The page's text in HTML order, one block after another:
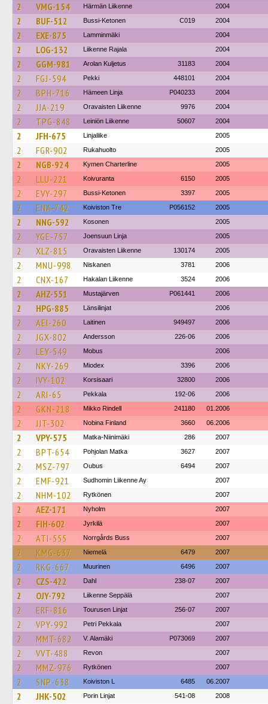
2 VMG-154 Härmän Liikenne 2004
2 BUF-512 Bussi-Ketonen C019 2004
2 EXE-875 Lamminmäki 2004
2 LOG-132 Liikenne Rajala 2004
2 GGM-981 Arolan Kuljetus 31183 2004
2 FGJ-594 Pekki 448101 2004
2 BPH-716 Hämeen Linja P040233 2004
2 JJA-219 Oravaisten Liikenne 9976 2004
2 TPG-848 Leiniön Liikenne 50607 2004
2 JFH-675 Linjaliike 2005
2 FGR-902 Rukahuolto 2005
2 NGB-924 Kymen Charterline 2005
2 LLU-221 Koivuranta 6150 2005
2 EVY-297 Bussi-Ketonen 3397 2005
2 ENA-742 Koiviston Tre P056152 2005
2 NNG-592 Kosonen 2005
2 YGE-757 Joensuun Linja 2005
2 XLZ-815 Oravaisten Liikenne 130174 2005
2 MNU-998 Niskanen 3781 2006
2 CNX-167 Hakalan Liikenne 3524 2006
2 AHZ-551 Mustajärven P061441 2006
2 HPG-885 Länsilinjat 2006
2 AEI-260 Laitinen 949497 2006
2 JGX-802 Andersson 226-06 2006
2 LEY-549 Mobus 2006
2 NKY-269 Miodex 3396 2006
2 IVY-102 Korsisaari 32800 2006
2 ARI-65 Pekkala 192-06 2006
2 GKN-218 Mikko Rindell 241180 01.2006
2 JJT-302 Nobina Finland 3660 06.2006
2 VPY-575 Matka-Niinimäki 286 2007
2 BPT-654 Pohjolan Matka 3627 2007
2 MSZ-797 Oubus 6494 2007
2 EMF-921 Sudhomin Liikenne Ay 2007
2 NHM-102 Rytkönen 2007
2 AEZ-171 Nyholm 2007
2 FIH-602 Jyrkilä 2007
2 ATI-555 Norrgårds Buss 2007
2 KMG-637 Niemelä 6479 2007
2 RKG-667 Muurinen 6496 2007
2 CZS-422 Dahl 238-07 2007
2 OJY-792 Liikenne Seppälä 2007
2 ERF-816 Tourusen Linjat 256-07 2007
2 VPY-992 Petri Pekkala 2007
2 MMT-682 V. Alamäki P073069 2007
2 VVT-488 Revon 2007
2 MMZ-976 Rytkönen 2007
2 SNP-638 Koiviston L 6485 06.2007
2 JHK-502 Porin Linjat 541-08 2008